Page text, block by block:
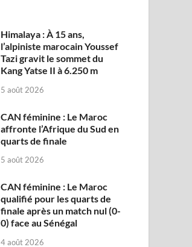
Himalaya : À 15 ans,
l’alpiniste marocain Youssef
Tazi gravit le sommet du
Kang Yatse II à 6.250 m
5 août 2026
CAN féminine : Le Maroc
affronte l’Afrique du Sud en
quarts de finale
5 août 2026
CAN féminine : Le Maroc
qualifié pour les quarts de
finale après un match nul (0-
0) face au Sénégal
4 août 2026